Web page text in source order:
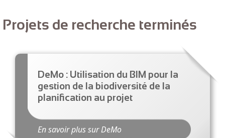
Projets de recherche terminés
DeMo : Utilisation du BIM pour la
gestion de la biodiversité de la
planification au projet
En savoir plus sur DeMo